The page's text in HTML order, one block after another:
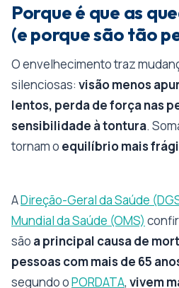
Porque é que as
(e porque são tão
O envelhecimento traz
silenciosas: visão menos
lentos, perda de força nas
sensibilidade à tontura.
tornam o equilíbrio mais
ADireção-Geral da Saúde
Mundial da Saúde (OMS)
são a principal causa de
pessoas com mais de 65
segundo oPORDATA, vivem